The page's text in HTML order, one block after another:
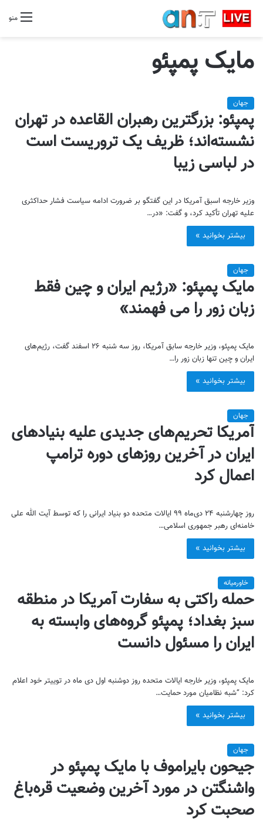
منو
مایک پمپئو
جهان
پمپئو: بزرگترین رهبران القاعده در تهران
نشسته‌اند؛ ظریف یک تروریست است
در لباسی زیبا
وزیر خارجه اسبق آمریکا در این گفتگو بر ضرورت ادامه سیاست فشار حداکثری
علیه تهران تأکید کرد، و گفت: «در…
بیشتر بخوانید »
جهان
مایک پمپئو: «رژیم ایران و چین فقط
زبان زور را می فهمند»
مایک پمپئو، وزیر خارجه سابق آمریکا، روز سه شنبه ۲۶ اسفند گفت، رژیم‌های
ایران و چین تنها زبان زور را…
بیشتر بخوانید »
جهان
آمریکا تحریم‌های جدیدی علیه بنیادهای
ایران در آخرین روزهای دوره ترامپ
اعمال کرد
روز چهارشنبه ۲۴ دی‌ماه ۹۹ ایالات متحده دو بنیاد ایرانی را که توسط آیت الله علی
خامنه‌ای رهبر جمهوری اسلامی…
بیشتر بخوانید »
خاورمیانه
حمله راکتی به سفارت آمریکا در منطقه
سبز بغداد؛ پمپئو گروه‌های وابسته به
ایران را مسئول دانست
مایک پمپئو، وزیر خارجه ایالات متحده روز دوشنبه اول دی ماه در توییتر خود اعلام
کرد: “شبه نظامیان مورد حمایت…
بیشتر بخوانید »
جهان
جیحون بایراموف با مایک پمپئو در
واشنگتن در مورد آخرین وضعیت قره‌باغ
صحبت کرد